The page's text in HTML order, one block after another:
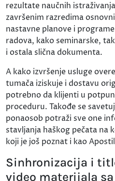
rezultate naučnih
završenim razredima
nastavne planove i
radova, kako seminarske,
i ostala slična dokumenta.
A kako izvršenje usluge
tumača iziskuje i dostavu
potrebno da klijenti u
proceduru. Takođe se
ponaosob potraži sve one
stavljanja haškog pečata na
koji je još poznat i kao
Sinhronizacija i
video materijala